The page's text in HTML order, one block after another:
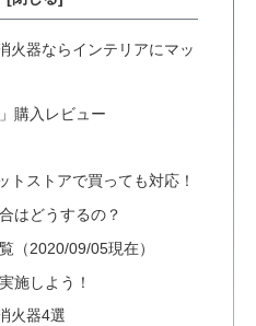
火器ならインテリアにマッ
購入レビュー
トストアで買っても対応！
はどうするの？
（2020/09/05現在）
施しよう！
火器4選